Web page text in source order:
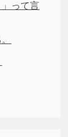
って言